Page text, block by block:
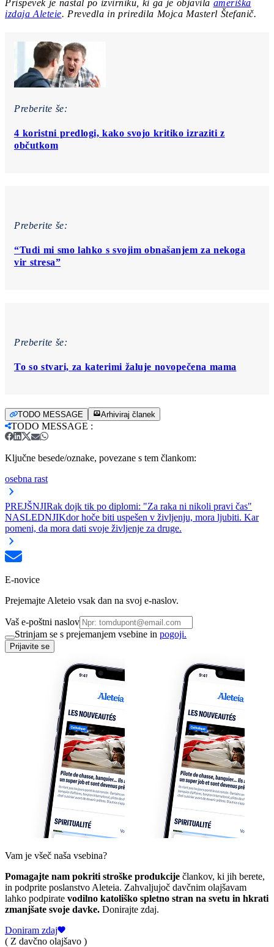
Prispevek je nastal po izvirniku, ki ga je objavila ameriška
izdaja Aleteie. Prevedla in priredila Mojca Masterl Štefanič.
Preberite še:
4 koristni predlogi, kako svojo kritiko izraziti z
občutkom
Preberite še:
“Tudi mi smo lahko s svojim obnašanjem za nekoga
vir stresa”
Preberite še:
To so stvari, za katerimi žaluje novopečena mama
TODO MESSAGE Arhiviraj članek
TODO MESSAGE :
Ključne besede/oznake, povezane s tem člankom:
osebna rast
PREJŠNJIRak dojk tik po diplomi: "Za raka ni nikoli pravi čas"
NASLEDNJIKdor hoče biti uspešen v življenju, mora ljubiti. Kar
pomeni, da mora dati svoje življenje za druge.
E-novice
Prejemajte Aleteio vsak dan na svoj e-naslov.
Vaš e-poštni naslov
Strinjam se s prejemanjem vsebine in pogoji.
Prijavite se
Vam je všeč naša vsebina?
Pomagajte nam pokriti stroške produkcije člankov, ki jih berete,
in podprite poslanstvo Aleteia. Zahvaljujoč davčnim olajšavam
lahko podpirate vodilno katoliško spletno stran na svetu in hkrati
zmanjšate svoje davke. Donirajte zdaj.
Doniram zdaj
( Z davčno olajšavo )